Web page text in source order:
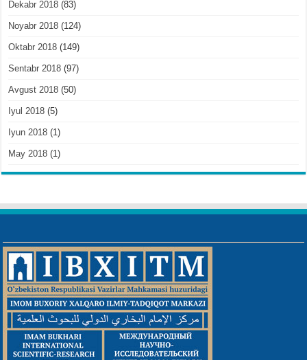
Dekabr 2018 (83)
Noyabr 2018 (124)
Oktabr 2018 (149)
Sentabr 2018 (97)
Avgust 2018 (50)
Iyul 2018 (5)
Iyun 2018 (1)
May 2018 (1)